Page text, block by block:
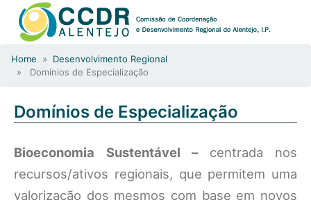
Home » Desenvolvimento Regional
» Domínios de Especialização
Domínios de Especialização
Bioeconomia Sustentável – centrada nos
recursos/ativos regionais, que permitem uma
valorização dos mesmos com base em novos